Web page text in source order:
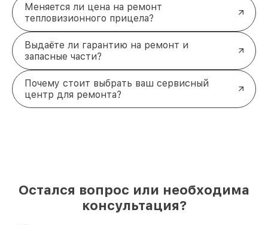
Меняется ли цена на ремонт
тепловизионного прицела?
Выдаёте ли гарантию на ремонт и
запасные части?
Почему стоит выбрать ваш сервисный
центр для ремонта?
Остался вопрос или необходима
консультация?